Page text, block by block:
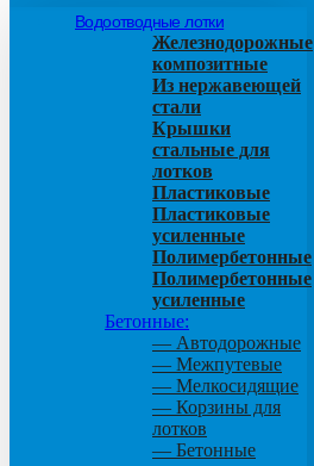
Водоотводные лотки
Железнодорожные
композитные
Из нержавеющей
стали
Крышки
стальные для
лотков
Пластиковые
Пластиковые
усиленные
Полимербетонные
Полимербетонные
усиленные
Бетонные:
— Автодорожные
— Межпутевые
— Мелкосидящие
— Корзины для
лотков
— Бетонные